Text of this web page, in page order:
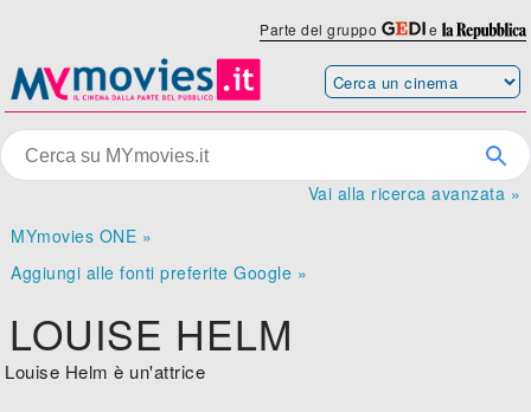
Parte del gruppo e
Vai alla ricerca avanzata »
MYmovies ONE »
Aggiungi alle fonti preferite Google »
LOUISE HELM
Louise Helm è un'attrice